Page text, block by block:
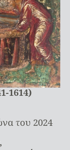
1614)
του 2024